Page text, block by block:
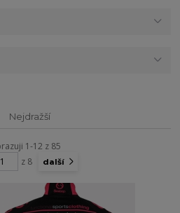
Nejdražší
1-12 z 85
z 8 další